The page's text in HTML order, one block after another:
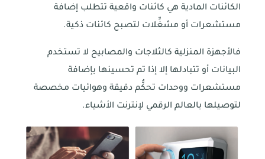
الكائنات المادية هي كائنات واقعية تتطلب إضافة
مستشعرات أو مشغِّلات لتصبح كائنات ذكية.
فالأجهزة المنزلية كالثلاجات والمصابيح لا تستخدم
البيانات أو تتبادلها إلا إذا تم تحسينها بإضافة
مستشعرات ووحدات تحكُّم دقيقة وهوائيات مخصصة
لتوصيلها بالعالم الرقمي لإنترنت الأشياء.